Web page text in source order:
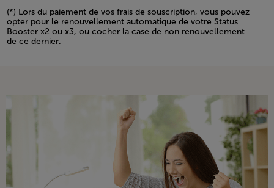
(*) Lors du paiement de vos frais de souscription, vous pouvez
opter pour le renouvellement automatique de votre Status
Booster x2 ou x3, ou cocher la case de non renouvellement
de ce dernier.